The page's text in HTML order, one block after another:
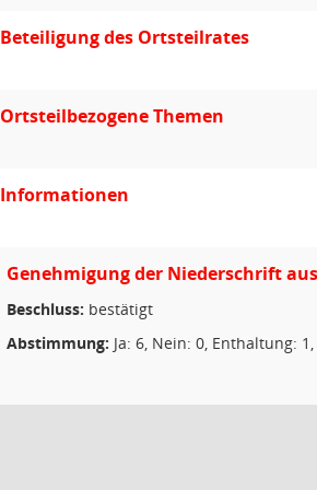
Beteiligung des Ortsteilrates
Ortsteilbezogene Themen
Informationen
Genehmigung der Niederschrift
Beschluss: bestätigt
Abstimmung: Ja: 6, Nein: 0, Enthaltung: